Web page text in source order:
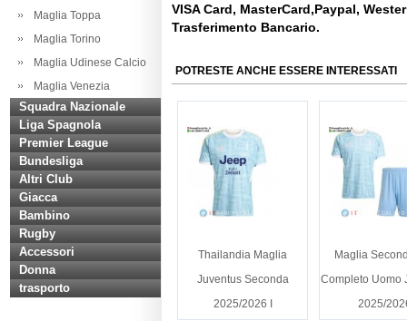
Maglia Toppa
Maglia Torino
Maglia Udinese Calcio
Maglia Venezia
Squadra Nazionale
Liga Spagnola
Premier League
Bundesliga
Altri Club
Giacca
Bambino
Rugby
Accessori
Donna
trasporto
VISA Card, MasterCard,Paypal,
Trasferimento Bancario.
POTRESTE ANCHE ESSERE INTERESSATI
Thailandia Maglia
Juventus Seconda
2025/2026 I
Maglia
Completo Uomo
2025/